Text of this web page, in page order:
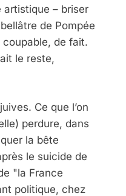
artistique – briser
de Pompée
coupable, de fait.
le reste,
Ce que l’on
perdure, dans
la bête
le suicide de
"la France
politique, chez